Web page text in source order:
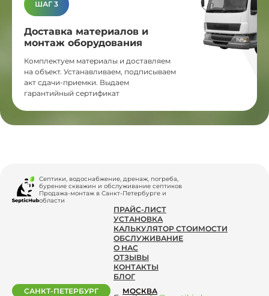
ШАГ 3
Доставка материалов и
монтаж оборудования
Комплектуем материалы и доставляем
на объект. Устанавливаем, подписываем
акт сдачи-приемки. Выдаем
гарантийный сертификат
Септики, водоснабжение, дренаж, погреба,
бурение скважин и обслуживание септиков
Продажа-монтаж в Санкт-Петербурге и
области
ПРАЙС-ЛИСТ
УСТАНОВКА
КАЛЬКУЛЯТОР СТОИМОСТИ
ОБСЛУЖИВАНИЕ
О НАС
ОТЗЫВЫ
КОНТАКТЫ
БЛОГ
САНКТ-ПЕТЕРБУРГ МОСКВА